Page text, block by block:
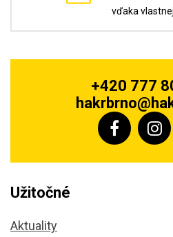
vďaka
+420 777
Užitočné
Aktuality